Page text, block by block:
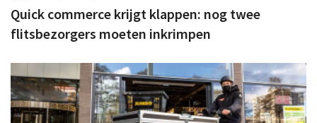
Quick commerce krijgt klappen: nog twee
flitsbezorgers moeten inkrimpen